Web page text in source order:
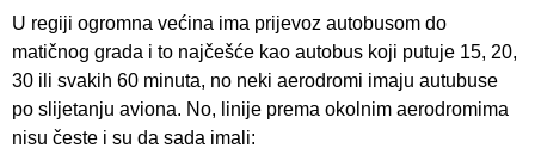
U regiji ogromna većina ima prijevoz autobusom do
matičnog grada i to najčešće kao autobus koji putuje 15, 20,
30 ili svakih 60 minuta, no neki aerodromi imaju autubuse
po slijetanju aviona. No, linije prema okolnim aerodromima
nisu česte i su da sada imali: